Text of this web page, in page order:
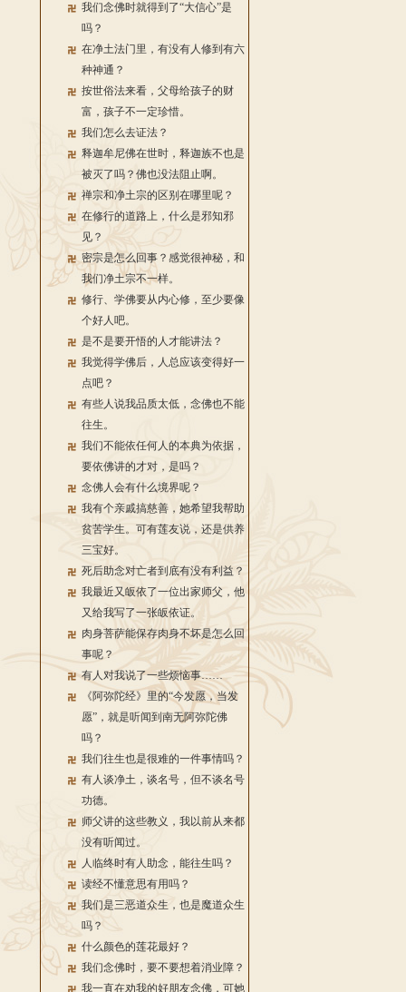
我们念佛时就得到了“大信心”是
吗？
在净土法门里，有没有人修到有六
种神通？
按世俗法来看，父母给孩子的财
富，孩子不一定珍惜。
我们怎么去证法？
释迦牟尼佛在世时，释迦族不也是
被灭了吗？佛也没法阻止啊。
禅宗和净土宗的区别在哪里呢？
在修行的道路上，什么是邪知邪
见？
密宗是怎么回事？感觉很神秘，和
我们净土宗不一样。
修行、学佛要从内心修，至少要像
个好人吧。
是不是要开悟的人才能讲法？
我觉得学佛后，人总应该变得好一
点吧？
有些人说我品质太低，念佛也不能
往生。
我们不能依任何人的本典为依据，
要依佛讲的才对，是吗？
念佛人会有什么境界呢？
我有个亲戚搞慈善，她希望我帮助
贫苦学生。可有莲友说，还是供养
三宝好。
死后助念对亡者到底有没有利益？
我最近又皈依了一位出家师父，他
又给我写了一张皈依证。
肉身菩萨能保存肉身不坏是怎么回
事呢？
有人对我说了一些烦恼事……
《阿弥陀经》里的“今发愿，当发
愿”，就是听闻到南无阿弥陀佛
吗？
我们往生也是很难的一件事情吗？
有人谈净土，谈名号，但不谈名号
功德。
师父讲的这些教义，我以前从来都
没有听闻过。
人临终时有人助念，能往生吗？
读经不懂意思有用吗？
我们是三恶道众生，也是魔道众生
吗？
什么颜色的莲花最好？
我们念佛时，要不要想着消业障？
我一直在劝我的好朋友念佛，可她